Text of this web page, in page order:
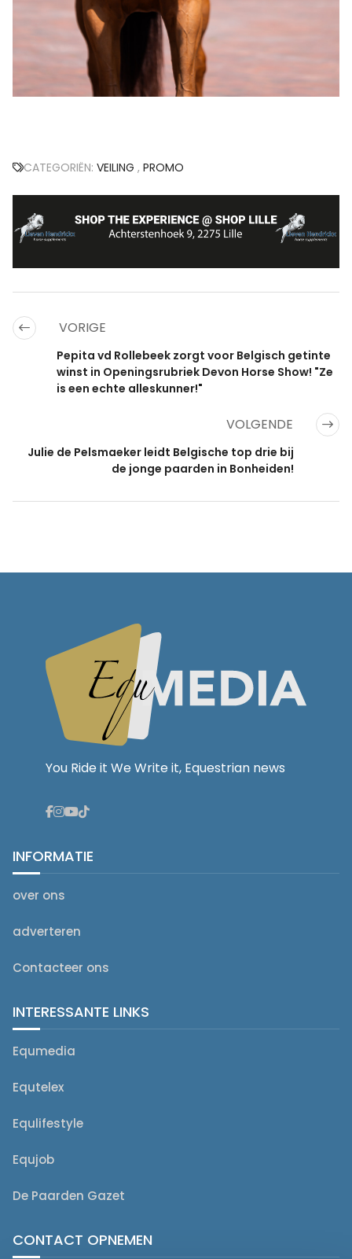
CATEGORIËN: VEILING , PROMO
VORIGE
Pepita vd Rollebeek zorgt voor Belgisch getinte
winst in Openingsrubriek Devon Horse Show! "Ze
is een echte alleskunner!"
VOLGENDE
Julie de Pelsmaeker leidt Belgische top drie bij
de jonge paarden in Bonheiden!
You Ride it We Write it, Equestrian news
INFORMATIE
over ons
adverteren
Contacteer ons
INTERESSANTE LINKS
Equmedia
Equtelex
Equlifestyle
Equjob
De Paarden Gazet
CONTACT OPNEMEN